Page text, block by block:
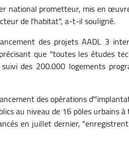
national prometteur, mis en
de l'habitat", a-t-il souligné.
des projets AADL 3
que "toutes les études
des 200.000 logements
des opérations
au niveau de 16 pôles urbains
en juillet dernier,